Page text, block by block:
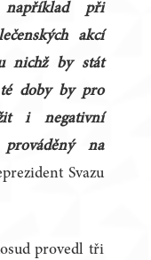
například při
akcí
nichž by stát
doby by pro
i negativní
na
Svazu
provedl tři